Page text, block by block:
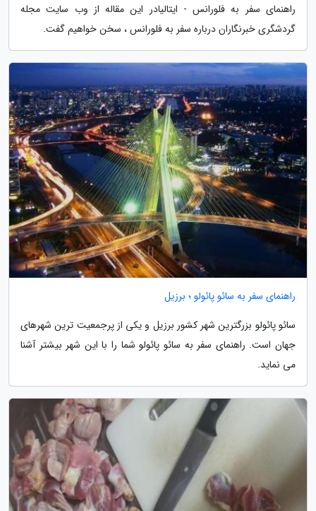
راهنمای سفر به فلورانس - ایتالیادر این مقاله از وب سایت مجله
گردشگری خبرنگاران درباره سفر به فلورانس ، سخن خواهیم گفت.
راهنمای سفر به سائو پائولو ؛ برزیل
سائو پائولو بزرگترین شهر کشور برزیل و یکی از پرجمعیت ترین شهرهای
جهان است. راهنمای سفر به سائو پائولو شما را با این شهر بیشتر آشنا
می نماید.